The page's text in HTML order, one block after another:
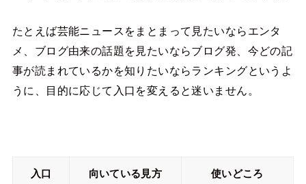
たとえば芸能ニュースをまとまって見たいならエンタ
メ、ブログ由来の話題を見たいならブログ発、今どの記
事が読まれているかを知りたいならランキングというよ
うに、目的に応じて入口を変えると迷いません。
入口 向いている見方 使いどころ